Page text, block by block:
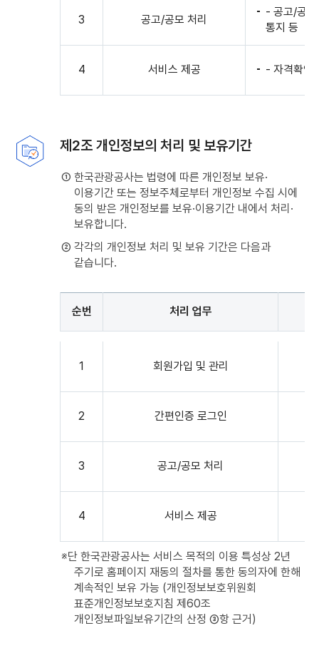
3 공고/공모 처리
- 공고/공모
통지 등
4 서비스 제공 - 자격확인
제2조 개인정보의 처리 및 보유기간
① 한국관광공사는 법령에 따른 개인정보 보유·
이용기간 또는 정보주체로부터 개인정보 수집 시에
동의 받은 개인정보를 보유·이용기간 내에서 처리·
보유합니다.
② 각각의 개인정보 처리 및 보유 기간은 다음과
같습니다.
개인정보파일의
순번 처리 업무
1 회원가입 및 관리
2 간편인증 로그인
3 공고/공모 처리
4 서비스 제공
※단 한국관광공사는 서비스 목적의 이용 특성상 2년
주기로 홈페이지 재동의 절차를 통한 동의자에 한해
계속적인 보유 가능 (개인정보보호위원회
표준개인정보보호지침 제60조
개인정보파일보유기간의 산정 ③항 근거)